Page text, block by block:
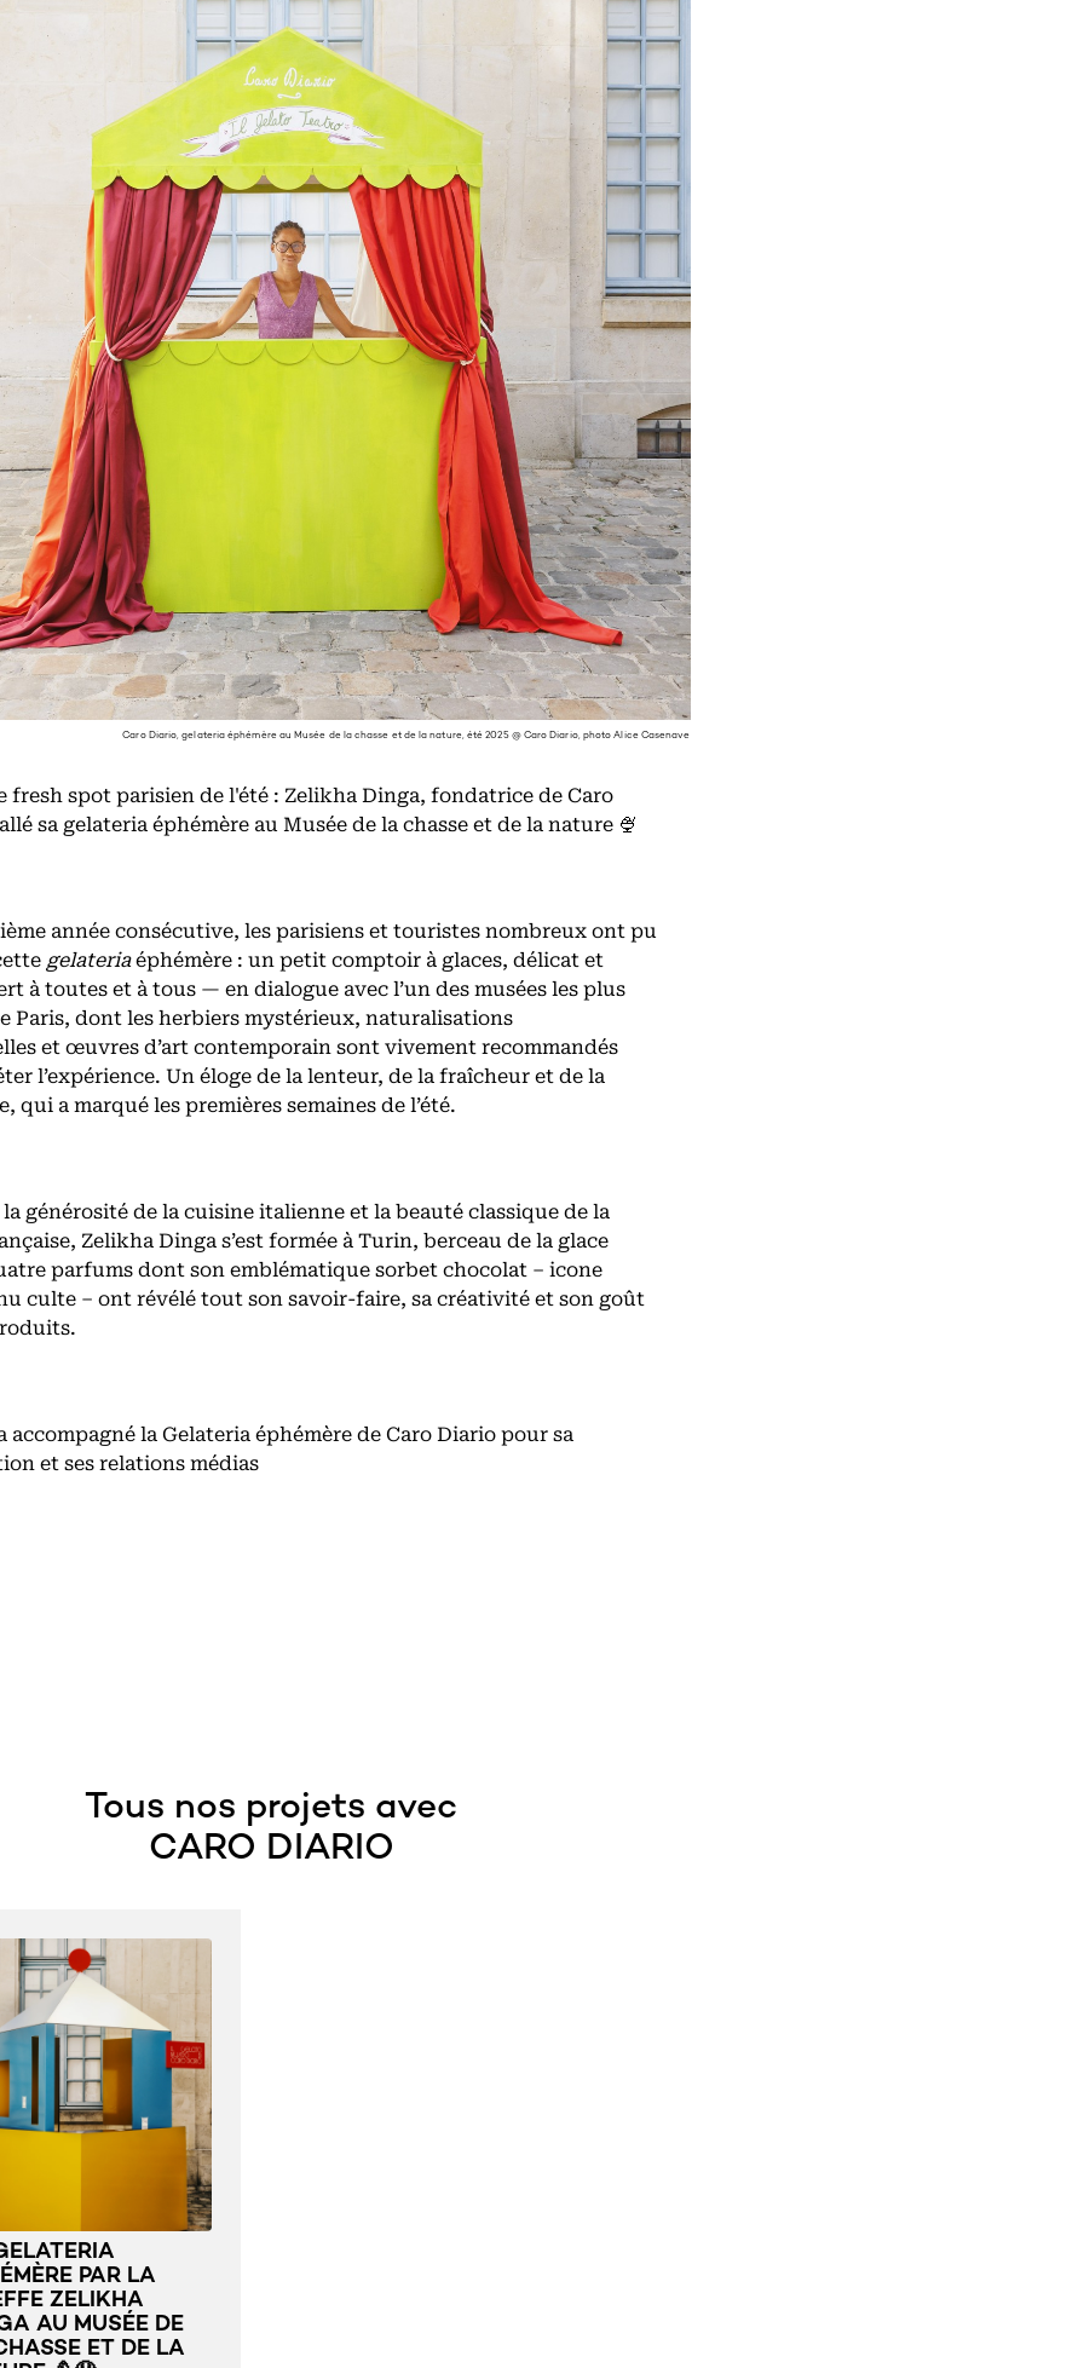
Caro Diario, gelateria éphémère au Musée de la chasse et de la nature, été 2025 @ Caro Diario, photo Alice Casenave
fresh spot parisien de l'été : Zelikha Dinga, fondatrice de Caro
sa gelateria éphémère au Musée de la chasse et de la nature 🍨
année consécutive, les parisiens et touristes nombreux ont pu
gelateriaéphémère : un petit comptoir à glaces, délicat et
à toutes et à tous — en dialogue avec l’un des musées les plus
Paris, dont les herbiers mystérieux, naturalisations
et œuvres d’art contemporain sont vivement recommandés
l’expérience. Un éloge de la lenteur, de la fraîcheur et de la
qui a marqué les premières semaines de l’été.
générosité de la cuisine italienne et la beauté classique de la
Zelikha Dinga s’est formée à Turin, berceau de la glace
parfums dont son emblématique sorbet chocolat – icone
culte – ont révélé tout son savoir-faire, sa créativité et son goût
accompagné la Gelateria éphémère de Caro Diario pour sa
et ses relations médias
Tous nos projets avec
CARO DIARIO
PAR LA
ZELIKHA
AU MUSÉE DE
ET DE LA
+33 1 40 57 00 00
10, bd des Batignolles,
75017 Paris, France